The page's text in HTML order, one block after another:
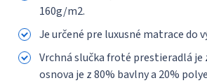
160g/m2.
Je určené pre luxusné matrace do
Vrchná slučka froté prestieradlá je
osnova je z 80% bavlny a 20%